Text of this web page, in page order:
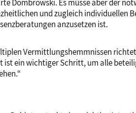
Dombrowski. Es müsse aber der
und zugleich individuellen
anzusetzen ist.
Vermittlungshemmnissen
ein wichtiger Schritt, um alle